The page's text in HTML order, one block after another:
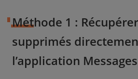
Méthode 1 :
supprimés
l’application Messages